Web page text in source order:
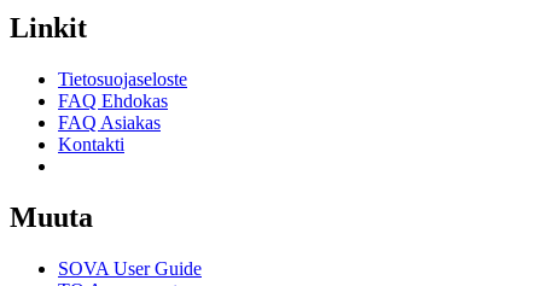
Linkit
Tietosuojaseloste
FAQ Ehdokas
FAQ Asiakas
Kontakti
Muuta
SOVA User Guide